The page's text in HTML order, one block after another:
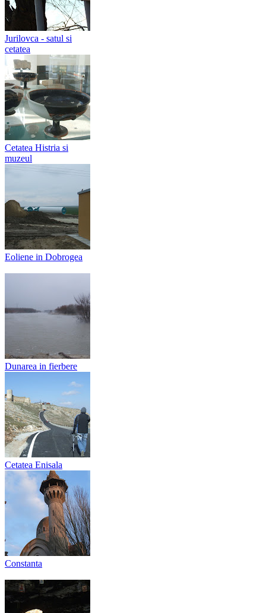
Jurilovca - satul si
cetatea
Cetatea Histria si
muzeul
Eoliene in Dobrogea
Dunarea in fierbere
Cetatea Enisala
Constanta